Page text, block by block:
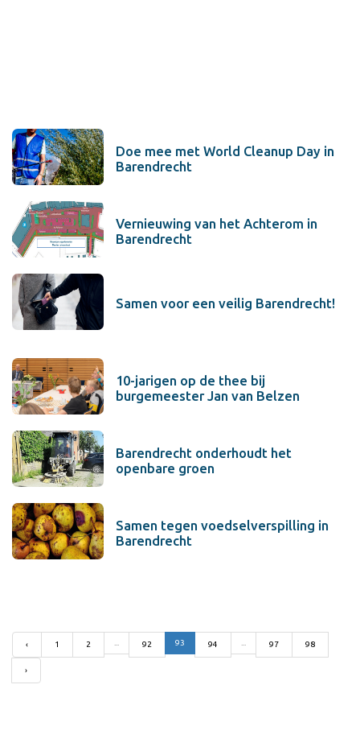
Doe mee met World Cleanup Day in
Barendrecht
Vernieuwing van het Achterom in
Barendrecht
Samen voor een veilig Barendrecht!
10-jarigen op de thee bij
burgemeester Jan van Belzen
Barendrecht onderhoudt het
openbare groen
Samen tegen voedselverspilling in
Barendrecht
‹ 1 2 ... 92 93 94 ... 97 98
›